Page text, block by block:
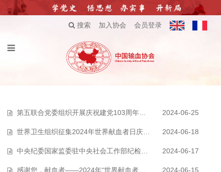
搜索 加入协会 会员登录
第五联合党委组织开展庆祝建党103周年主题党日活动暨党纪学习教育“学创新理… 2024-06-25
世界卫生组织征集2024年世界献血者日庆祝活动材料 2024-06-18
中央纪委国家监委驻中央社会工作部纪检监察组、全国性行业协会商会党委举办… 2024-06-17
感谢您，献血者——2024年“世界献血者日灯光秀”直播活动成功举办 2024-06-15